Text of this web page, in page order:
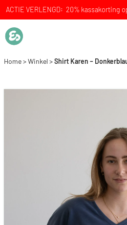
ACTIE VERLENGD: 20% kassakorting
Home>Winkel>Shirt Karen –